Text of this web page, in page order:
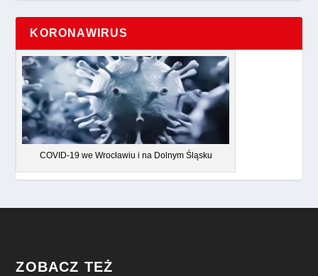
KORONAWIRUS
COVID-19 we Wrocławiu i na Dolnym Śląsku
ZOBACZ TEŻ